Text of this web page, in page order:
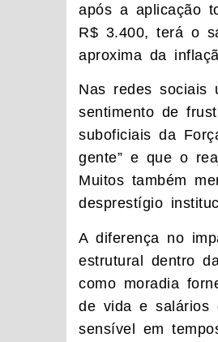
após a aplicação
R$ 3.400, terá o
aproxima da
Nas redes sociais
sentimento de
suboficiais da
gente” e que o
Muitos também
desprestígio
A diferença no
estrutural dentro
como moradia
de vida e salários
sensível em